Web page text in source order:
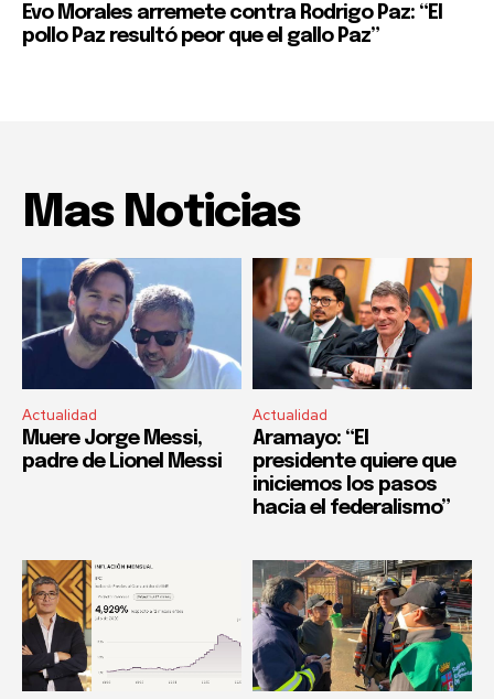
Evo Morales arremete contra Rodrigo Paz: “El
pollo Paz resultó peor que el gallo Paz”
Mas Noticias
Actualidad
Muere Jorge Messi,
padre de Lionel Messi
Actualidad
Aramayo: “El
presidente quiere que
iniciemos los pasos
hacia el federalismo”